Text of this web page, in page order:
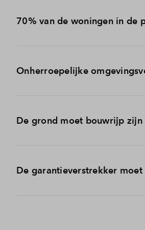
70% van de woningen in de
In Den Appelgaerde fase 1 is
Onherroepelijke
De omgevingsvergunning van
De grond moet bouwrijp zijn
In de
De garantieverstrekker